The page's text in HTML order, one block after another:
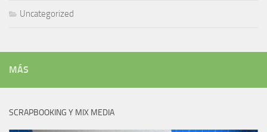
Uncategorized
MÁS
SCRAPBOOKING Y MIX MEDIA